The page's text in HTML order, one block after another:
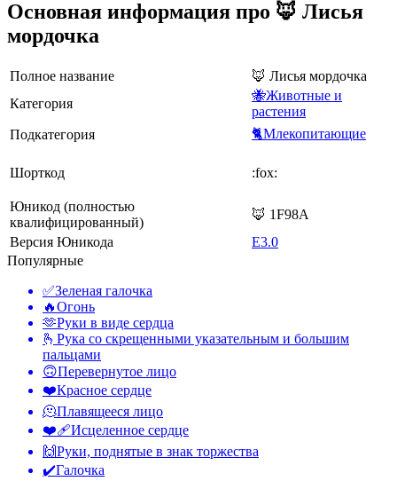
Основная информация про 🦊 Лисья
мордочка
Полное название
🦊 Лисья мордочка
Категория
🐝Животные и
растения
Подкатегория
🐈Млекопитающие
Шорткод :fox:
Юникод (полностью
квалифицированный)
🦊 1F98A
Версия Юникода
E3.0
Популярные
✅Зеленая галочка
🔥Огонь
🫶Руки в виде сердца
🫰 Рука со скрещенными указательным и большим
пальцами
🙃Перевернутое лицо
❤️Красное сердце
🫠Плавящееся лицо
❤️‍🩹Исцеленное сердце
🙌Руки, поднятые в знак торжества
✔️Галочка